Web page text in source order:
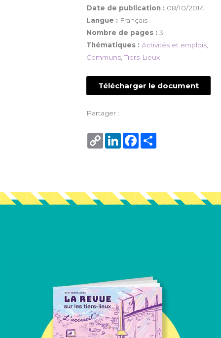
Date de publication : 08/10/2014
Langue : Français
Nombre de pages : 3
Thématiques : Activités et emplois,
Communs,Tiers-Lieux
Télécharger le document
Partager :
Copy
Link
LinkedInFacebook
Share